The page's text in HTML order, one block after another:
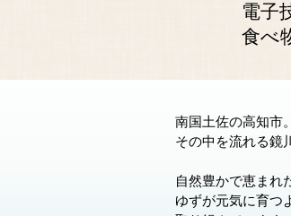
電子
食べ
南国土佐の高知市。
その中を流れる鏡
自然豊かで恵まれ
ゆずが元気に育つ